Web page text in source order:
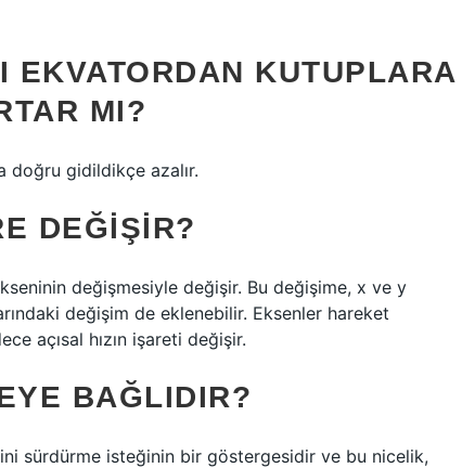
EKVATORDAN KUTUPLARA
MI?
doğru gidildikçe azalır.
DEĞIŞIR?
değişmesiyle değişir. Bu değişime, x ve y
değişim de eklenebilir. Eksenler hareket
açısal hızın işareti değişir.
BAĞLIDIR?
sürdürme isteğinin bir göstergesidir ve bu nicelik,